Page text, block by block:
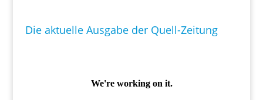
Die aktuelle Ausgabe der Quell-Zeitung